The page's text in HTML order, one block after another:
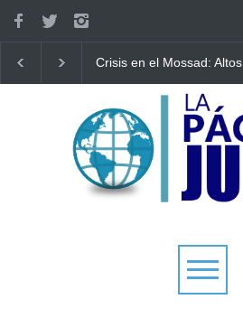
Crisis en el Mossad: Altos
contra el director Roman
Gofman por la
reorganización de Irán